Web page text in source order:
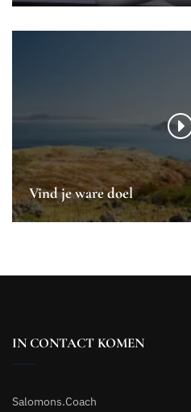
Vind je ware doel
IN CONTACT KOMEN
Salomons.Coach